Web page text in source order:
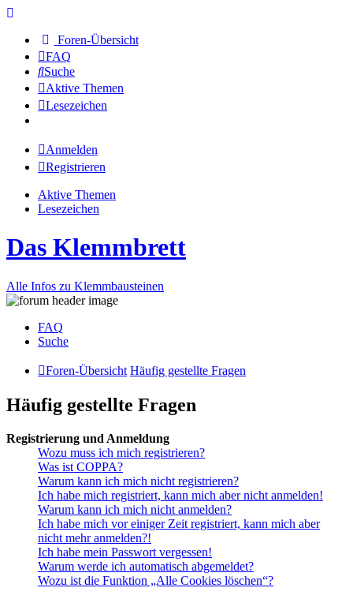
Foren-Übersicht
FAQ
Suche
Aktive Themen
Lesezeichen
Anmelden
Registrieren
Aktive Themen
Lesezeichen
Das Klemmbrett
Alle Infos zu Klemmbausteinen
FAQ
Suche
Foren-Übersicht Häufig gestellte Fragen
Häufig gestellte Fragen
Registrierung und Anmeldung
Wozu muss ich mich registrieren?
Was ist COPPA?
Warum kann ich mich nicht registrieren?
Ich habe mich registriert, kann mich aber nicht anmelden!
Warum kann ich mich nicht anmelden?
Ich habe mich vor einiger Zeit registriert, kann mich aber
nicht mehr anmelden?!
Ich habe mein Passwort vergessen!
Warum werde ich automatisch abgemeldet?
Wozu ist die Funktion „Alle Cookies löschen“?